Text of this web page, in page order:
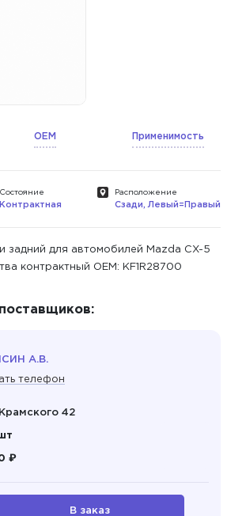
OEM Применимость
Состояние
Контрактная
Расположение
Сзади, Левый=Правый
задний для автомобилей Mazda CX-5
контрактный ОЕМ: KF1R28700
А.В.
телефон
42
₽
В заказ